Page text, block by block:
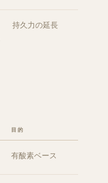
持久力の延長
目的
有酸素ベース